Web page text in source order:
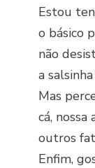
Estou
o básico
não
a
Mas
cá,
outros
Enfim,